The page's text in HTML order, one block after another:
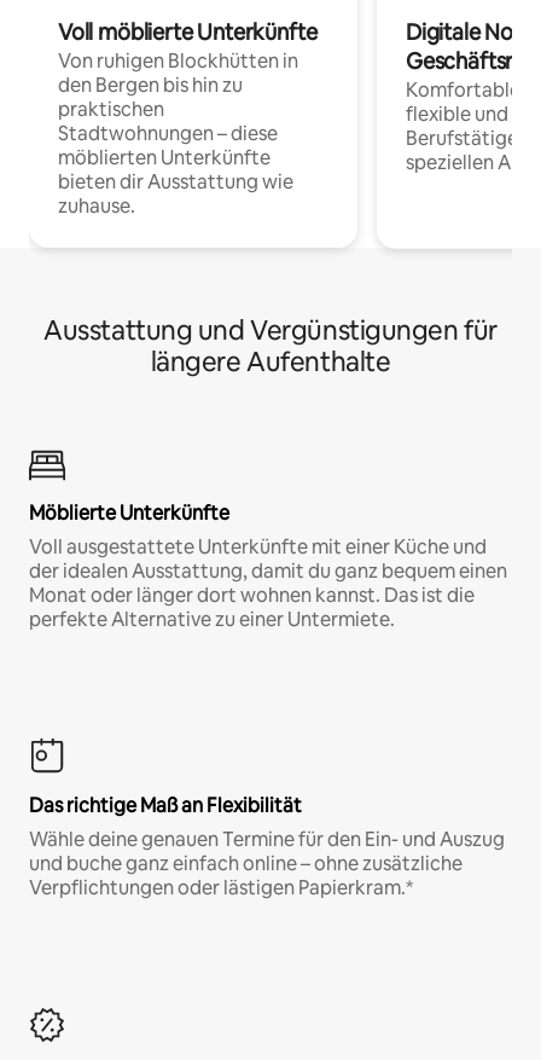
Voll möblierte Unterkünfte
Von ruhigen Blockhütten in
den Bergen bis hin zu
praktischen
Stadtwohnungen – diese
möblierten Unterkünfte
bieten dir Ausstattung wie
zuhause.
Digitale
Komfortable
flexible und
Berufstätige
speziellen
Ausstattung und Vergünstigungen für
längere Aufenthalte
Möblierte Unterkünfte
Voll ausgestattete Unterkünfte mit einer Küche und
der idealen Ausstattung, damit du ganz bequem einen
Monat oder länger dort wohnen kannst. Das ist die
perfekte Alternative zu einer Untermiete.
Das richtige Maß an Flexibilität
Wähle deine genauen Termine für den Ein- und Auszug
und buche ganz einfach online – ohne zusätzliche
Verpflichtungen oder lästigen Papierkram.*